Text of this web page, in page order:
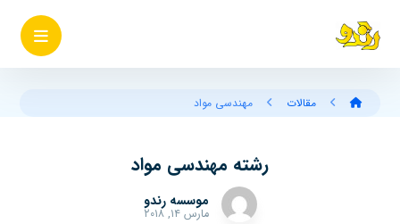
مقالات مهندسی مواد
رشته مهندسی مواد
موسسه رندو
مارس ۱۴, ۲۰۱۸